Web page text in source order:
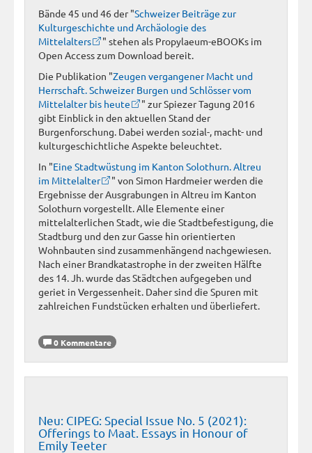
Bände 45 und 46 der "Schweizer Beiträge zur
Kulturgeschichte und Archäologie des
Mittelalters
" stehen als Propylaeum-eBOOKs im
Open Access zum Download bereit.
Die Publikation "Zeugen vergangener Macht und
Herrschaft. Schweizer Burgen und Schlösser vom
Mittelalter bis heute
" zur Spiezer Tagung 2016
gibt Einblick in den aktuellen Stand der
Burgenforschung. Dabei werden sozial-, macht- und
kulturgeschichtliche Aspekte beleuchtet.
In "Eine Stadtwüstung im Kanton Solothurn. Altreu
im Mittelalter
" von Simon Hardmeier werden die
Ergebnisse der Ausgrabungen in Altreu im Kanton
Solothurn vorgestellt. Alle Elemente einer
mittelalterlichen Stadt, wie die Stadtbefestigung, die
Stadtburg und den zur Gasse hin orientierten
Wohnbauten sind zusammenhängend nachgewiesen.
Nach einer Brandkatastrophe in der zweiten Hälfte
des 14. Jh. wurde das Städtchen aufgegeben und
geriet in Vergessenheit. Daher sind die Spuren mit
zahlreichen Fundstücken erhalten und überliefert.
0 Kommentare
Neu: CIPEG: Special Issue No. 5 (2021):
Offerings to Maat. Essays in Honour of
Emily Teeter